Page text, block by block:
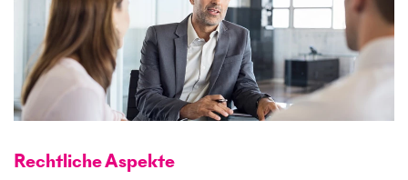
Rechtliche Aspekte